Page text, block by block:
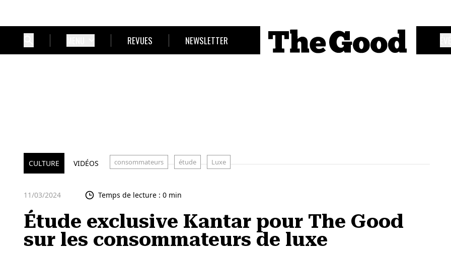
REVUES NEWSLETTER
CULTURE VIDÉOS consommateurs étude Luxe
11/03/2024 Temps de lecture : 0 min
Étude exclusive Kantar pour The Good
sur les consommateurs de luxe